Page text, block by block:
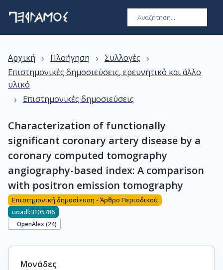
Αρχική › Πλοήγηση › Συλλογές ›
Επιστημονικές δημοσιεύσεις, ερευνητικό και άλλο
υλικό
› Επιστημονικές δημοσιεύσεις
Characterization of functionally
significant coronary artery disease by a
coronary computed tomography
angiography-based index: A comparison
with positron emission tomography
Επιστημονική δημοσίευση - Άρθρο Περιοδικού
uoadl:3105786
OpenAlex (24)
Μονάδες